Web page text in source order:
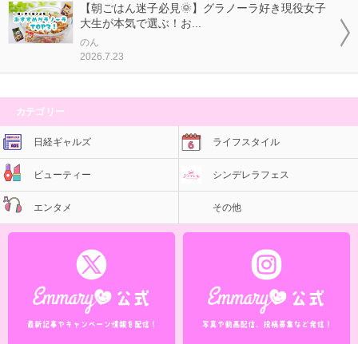
【朝ごはん迷子必見🌞】グラノーラ好き現役女子
大生が本気で選ぶ！お...
のん
2026.7.23
カテゴリー
日経ギャルズ ライフスタイル
ビューティー シンデレラフェス
エンタメ その他